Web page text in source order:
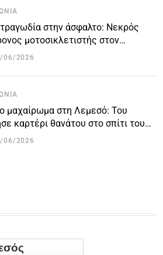
στην άσφαλτο: Νεκρός
μοτοσικλετιστής στον
Πάφου – Λεμεσού
06/2026
μαχαίρωμα στη Λεμεσό: Του
καρτέρι θανάτου στο σπίτι του
διαφορές – Στο
06/2026